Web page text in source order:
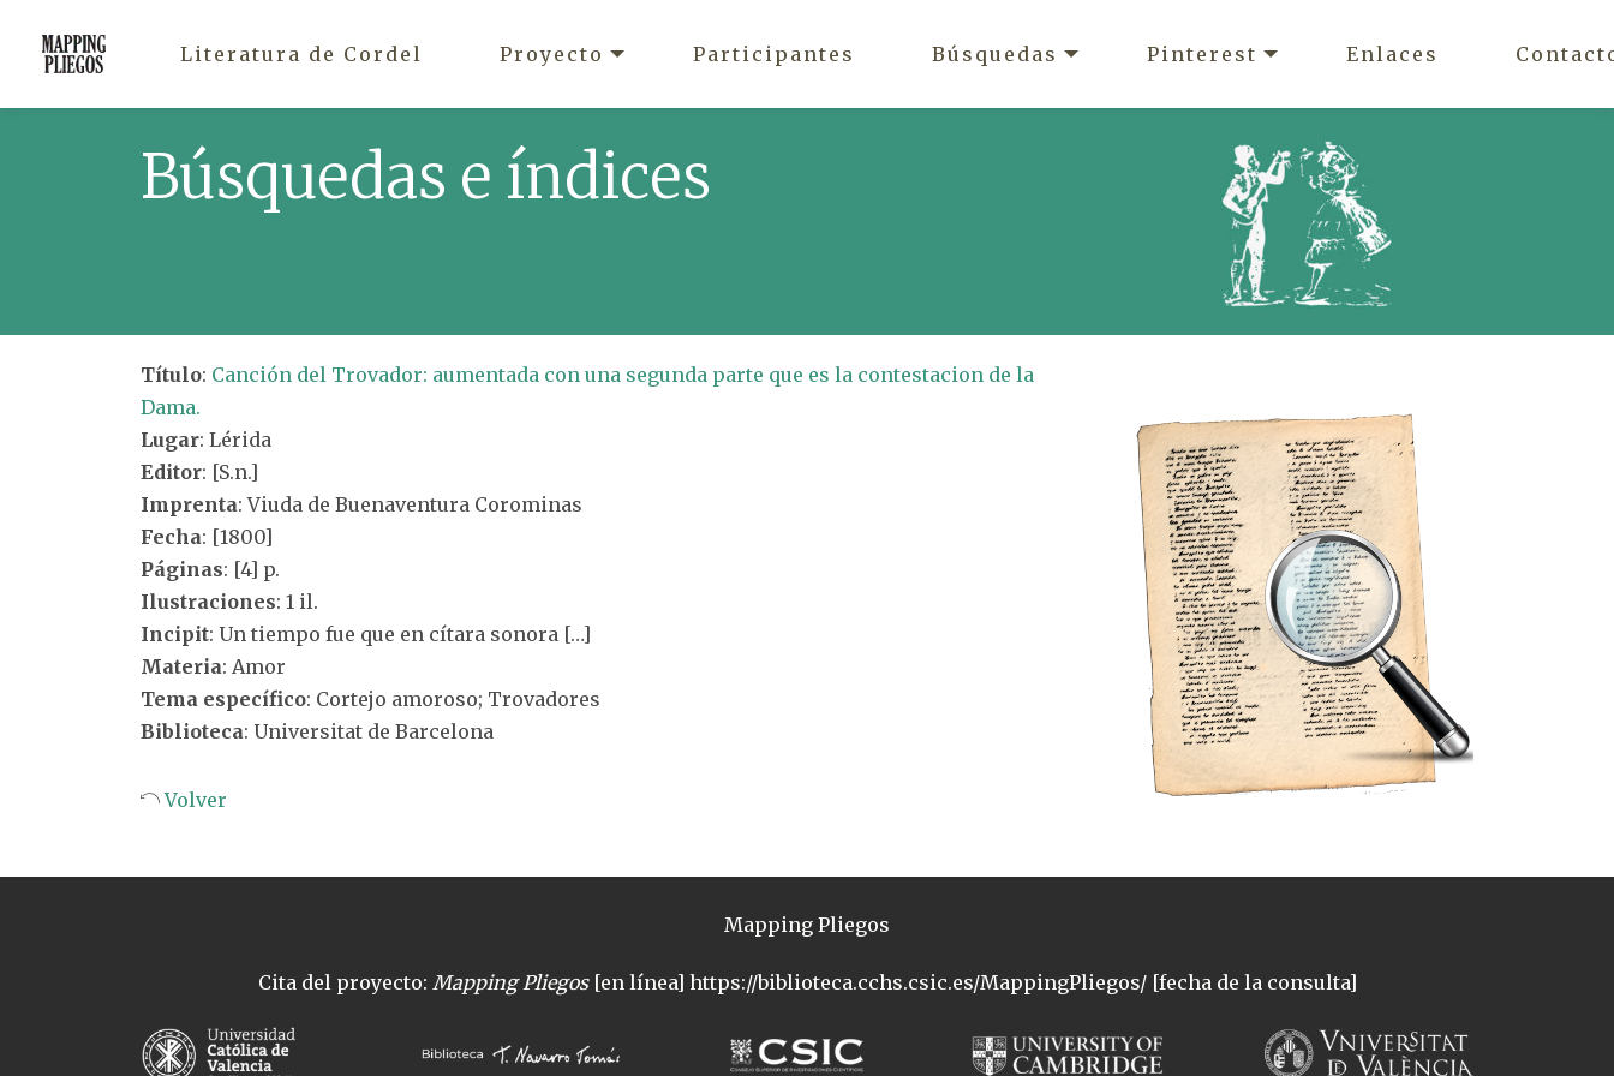
Literatura de Cordel Proyecto Participantes Búsquedas Pinterest Enlaces
Búsquedas e índices
Título: Canción del Trovador: aumentada con una segunda parte que es la contestacion de la
Dama.
Lugar: Lérida
Editor: [S.n.]
Imprenta: Viuda de Buenaventura Corominas
Fecha: [1800]
Páginas: [4] p.
Ilustraciones: 1 il.
Incipit: Un tiempo fue que en cítara sonora […]
Materia: Amor
Tema específico: Cortejo amoroso; Trovadores
Biblioteca: Universitat de Barcelona
Volver
Mapping Pliegos
Cita del proyecto: Mapping Pliegos[en línea] https://biblioteca.cchs.csic.es/MappingPliegos/ [fecha de la consulta]